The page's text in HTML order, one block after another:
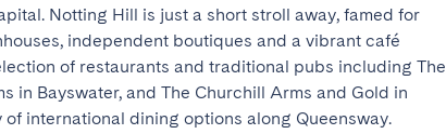
Notting Hill is just a short stroll away, famed for
independent boutiques and a vibrant café
of restaurants and traditional pubs including The
in Bayswater, and The Churchill Arms and Gold in
international dining options along Queensway.